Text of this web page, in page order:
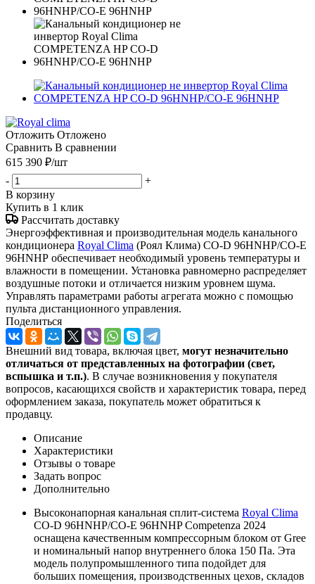
Отложить Отложено
Сравнить В сравнении
615 390 ₽/шт
-
+
В корзину
Купить в 1 клик
Рассчитать доставку
Энергоэффективная и производительная модель канального
кондиционера Royal Clima (Роял Клима) CO-D 96HNHP/CO-E
96HNHP обеспечивает необходимый уровень температуры и
влажности в помещении. Установка равномерно распределяет
воздушные потоки и отличается низким уровнем шума.
Управлять параметрами работы агрегата можно с помощью
пульта дистанционного управления.
Поделиться
Внешний вид товара, включая цвет, могут незначительно
отличаться от представленных на фотографии (свет,
вспышка и т.п.). В случае возникновения у покупателя
вопросов, касающихся свойств и характеристик товара, перед
оформлением заказа, покупатель может обратиться к
продавцу.
Описание
Характеристики
Отзывы о товаре
Задать вопрос
Дополнительно
Высоконапорная канальная сплит-система Royal Clima
CO-D 96HNHP/CO-E 96HNHP Competenza 2024
оснащена качественным компрессорным блоком от Gree
и номинальный напор внутреннего блока 150 Па. Эта
модель полупромышленного типа подойдет для
больших помещения, производственных цехов, складов